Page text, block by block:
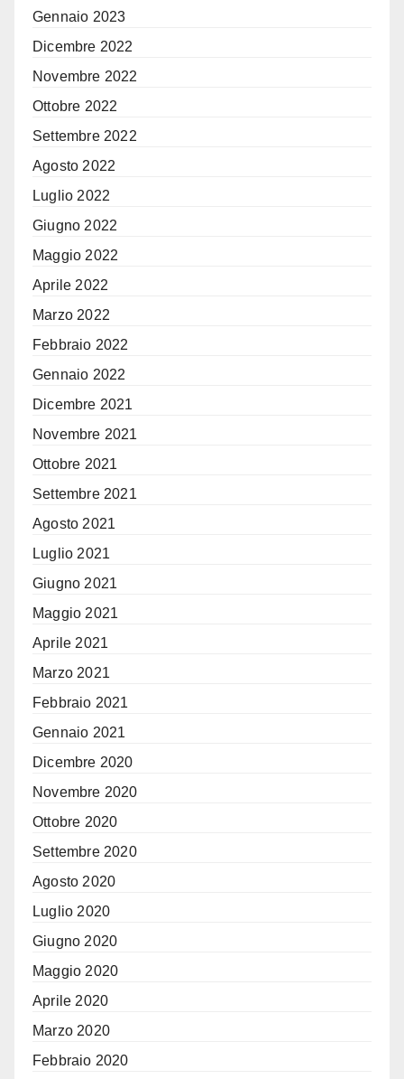
Gennaio 2023
Dicembre 2022
Novembre 2022
Ottobre 2022
Settembre 2022
Agosto 2022
Luglio 2022
Giugno 2022
Maggio 2022
Aprile 2022
Marzo 2022
Febbraio 2022
Gennaio 2022
Dicembre 2021
Novembre 2021
Ottobre 2021
Settembre 2021
Agosto 2021
Luglio 2021
Giugno 2021
Maggio 2021
Aprile 2021
Marzo 2021
Febbraio 2021
Gennaio 2021
Dicembre 2020
Novembre 2020
Ottobre 2020
Settembre 2020
Agosto 2020
Luglio 2020
Giugno 2020
Maggio 2020
Aprile 2020
Marzo 2020
Febbraio 2020